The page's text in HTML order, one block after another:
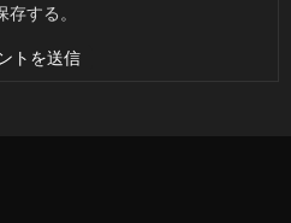
する。